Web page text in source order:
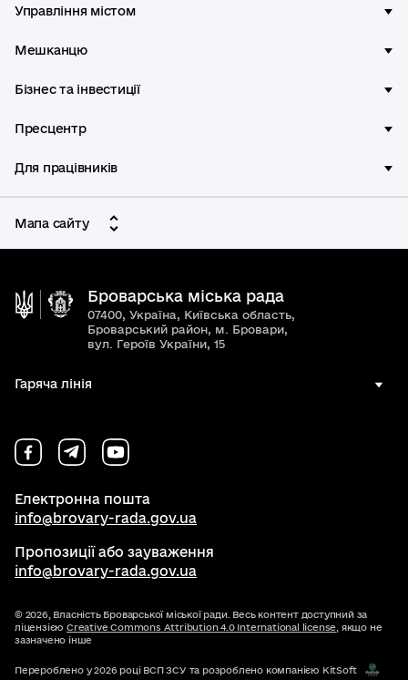
Управління містом
Мешканцю
Бізнес та інвестиції
Пресцентр
Для працівників
Мапа сайту
Броварська міська рада
07400, Україна, Київська область,
Броварський район, м. Бровари,
вул. Героїв України, 15
Гаряча лінія
Електронна пошта
info@brovary-rada.gov.ua
Пропозиції або зауваження
info@brovary-rada.gov.ua
© 2026, Власність Броварської міської ради. Весь контент доступний за
ліцензією Creative Commons Attribution 4.0 International license , якщо не
зазначено інше
Перероблено у 2026 році ВСП ЗСУ та розроблено компанією KitSoft